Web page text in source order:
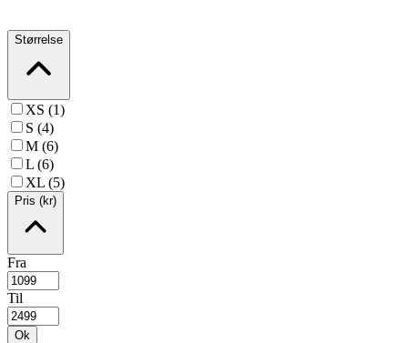
Størrelse
XS (1)
S (4)
M (6)
L (6)
XL (5)
Pris (kr)
Fra
Til
Ok